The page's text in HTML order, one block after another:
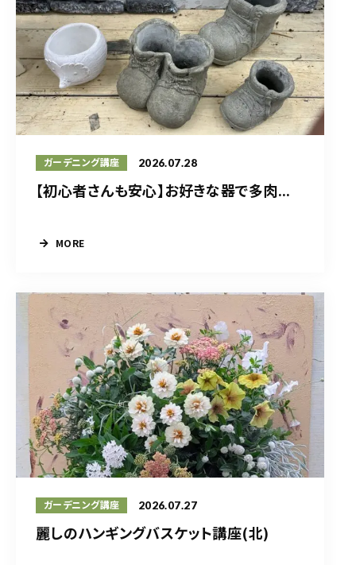
ガーデニング講座 2026.07.28
【初心者さんも安心】お好きな器で多肉...
MORE
ガーデニング講座 2026.07.27
麗しのハンギングバスケット講座(北)